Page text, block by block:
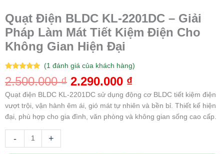
Quạt Điện BLDC KL-2201DC – Giải
Pháp Làm Mát Tiết Kiệm Điện Cho
Không Gian Hiện Đại
5.00trên 5
dựa trên
1
(1đánh giá của khách hàng)
2.500.000₫ 2.290.000 ₫
Quạt điện BLDC KL-2201DC sử dụng động cơ BLDC tiết kiệm điện
vượt trội, vận hành êm ái, gió mát tự nhiên và bền bỉ. Thiết kế hiện
đại, phù hợp cho gia đình, văn phòng và không gian sống cao cấp.
- +